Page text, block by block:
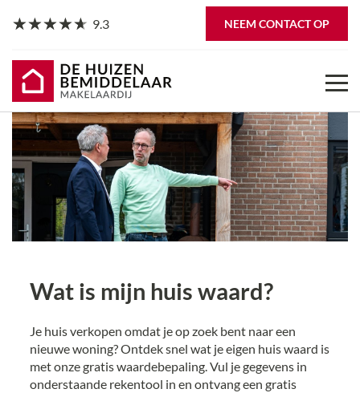
9.3 NEEM CONTACT OP
Wat is mijn huis waard?
Je huis verkopen omdat je op zoek bent naar een
nieuwe woning? Ontdek snel wat je eigen huis waard is
met onze gratis waardebepaling. Vul je gegevens in
onderstaande rekentool in en ontvang een gratis